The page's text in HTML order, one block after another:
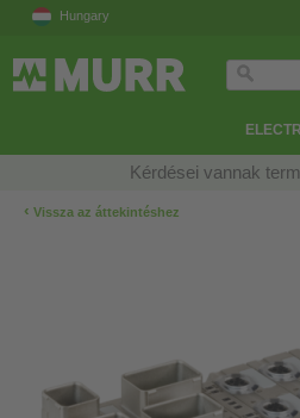
Hungary
Kérdései vannak
‹ Vissza az áttekintéshez